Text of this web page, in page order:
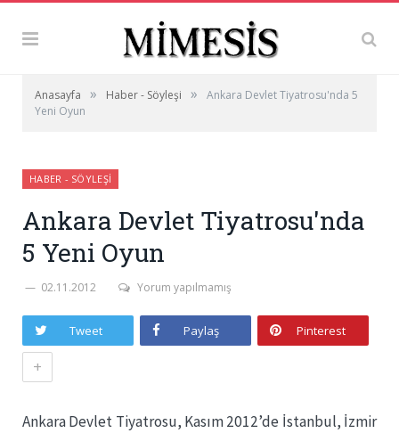
Anasayfa » Haber - Söyleşi »
Ankara Devlet Tiyatrosu'nda 5
Yeni Oyun
HABER - SÖYLEŞI
Ankara Devlet Tiyatrosu'nda
5 Yeni Oyun
02.11.2012 Yorum yapılmamış
Tweet Paylaş Pinterest
+
Ankara Devlet Tiyatrosu, Kasım 2012’de İstanbul, İzmir